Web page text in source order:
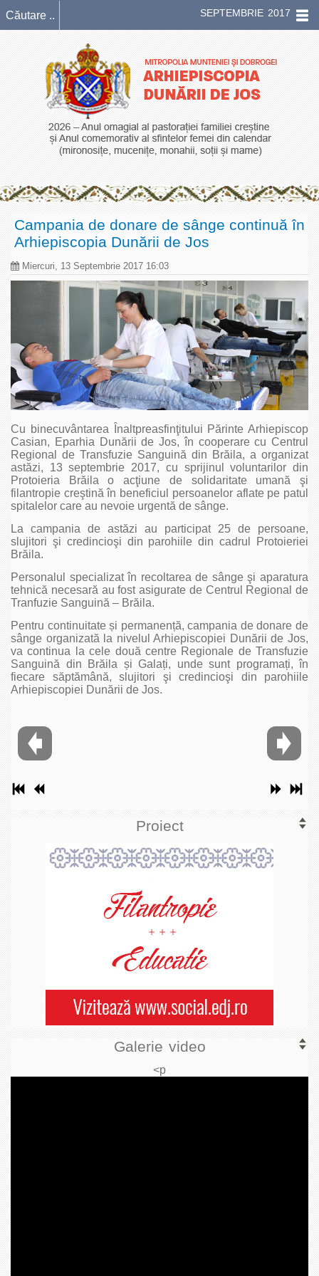
SEPTEMBRIE 2017
Campania de donare de sânge continuă în
Arhiepiscopia Dunării de Jos
Miercuri, 13 Septembrie 2017 16:03
Cu binecuvântarea Înaltpreasfinţitului Părinte Arhiepiscop
Casian, Eparhia Dunării de Jos, în cooperare cu Centrul
Regional de Transfuzie Sanguină din Brăila, a organizat
astăzi, 13 septembrie 2017, cu sprijinul voluntarilor din
Protoieria Brăila o acţiune de solidaritate umană şi
filantropie creştină în beneficiul persoanelor aflate pe patul
spitalelor care au nevoie urgentă de sânge.
La campania de astăzi au participat 25 de persoane,
slujitori şi credincioşi din parohiile din cadrul Protoieriei
Brăila.
Personalul specializat în recoltarea de sânge şi aparatura
tehnică necesară au fost asigurate de Centrul Regional de
Tranfuzie Sanguină – Brăila.
Pentru continuitate și permanență, campania de donare de
sânge organizată la nivelul Arhiepiscopiei Dunării de Jos,
va continua la cele două centre Regionale de Transfuzie
Sanguină din Brăila și Galați, unde sunt programați, în
fiecare săptămână, slujitori şi credincioşi din parohiile
Arhiepiscopiei Dunării de Jos.
Proiect
Galerie video
<p